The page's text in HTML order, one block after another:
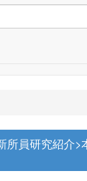
所員研究紹介>